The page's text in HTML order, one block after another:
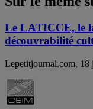
Le LATICCE, le
découvrabilité
Lepetitjournal.com, 18